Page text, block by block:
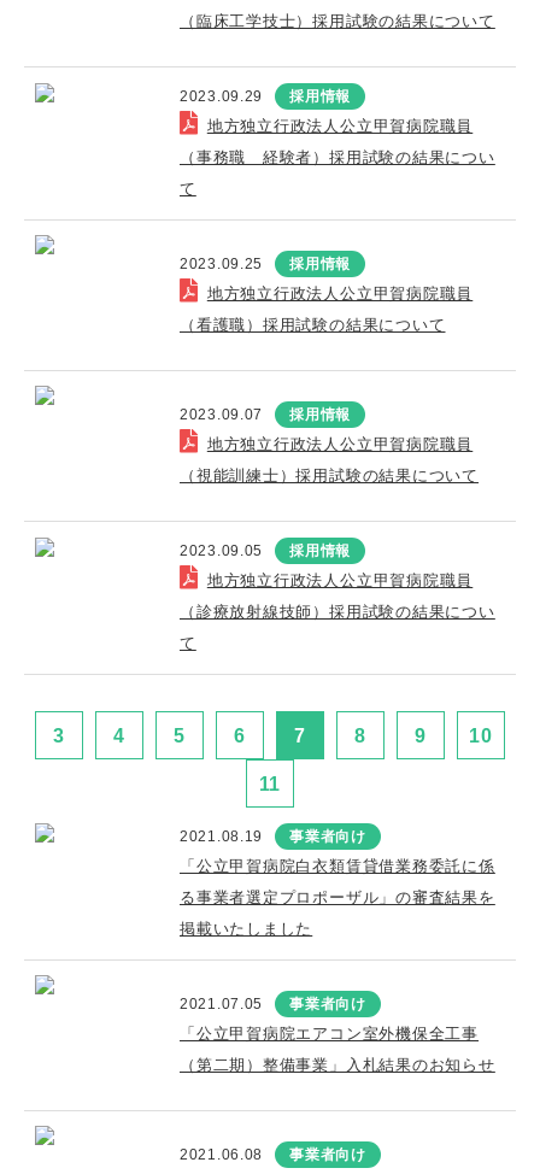
（臨床工学技士）採用試験の結果について
2023.09.29 採用情報
地方独立行政法人公立甲賀病院職員
（事務職 経験者）採用試験の結果につい
て
2023.09.25 採用情報
地方独立行政法人公立甲賀病院職員
（看護職）採用試験の結果について
2023.09.07 採用情報
地方独立行政法人公立甲賀病院職員
（視能訓練士）採用試験の結果について
2023.09.05 採用情報
地方独立行政法人公立甲賀病院職員
（診療放射線技師）採用試験の結果につい
て
3 4 5 6 7 8 9 10
11
2021.08.19 事業者向け
「公立甲賀病院白衣類賃貸借業務委託に係
る事業者選定プロポーザル」の審査結果を
掲載いたしました
2021.07.05 事業者向け
「公立甲賀病院エアコン室外機保全工事
（第二期）整備事業」入札結果のお知らせ
2021.06.08 事業者向け